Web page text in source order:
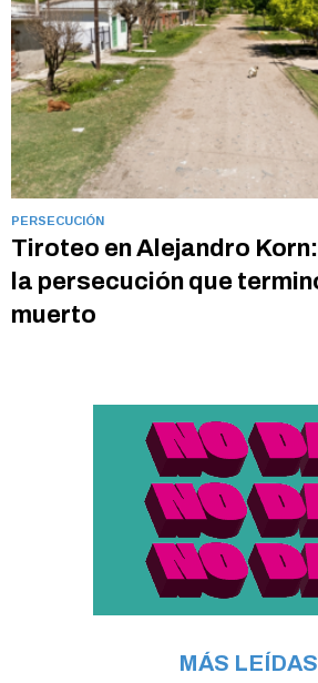
PERSECUCIÓN
Tiroteo en Alejandro
la persecución que
muerto
MÁS LEÍDAS